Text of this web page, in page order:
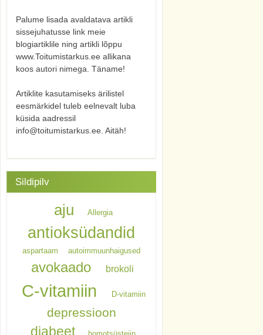
Palume lisada avaldatava artikli
sissejuhatusse link meie
blogiartiklile ning artikli lõppu
www.Toitumistarkus.ee allikana
koos autori nimega. Täname!
Artiklite kasutamiseks ärilistel
eesmärkidel tuleb eelnevalt luba
küsida aadressil
info@toitumistarkus.ee. Aitäh!
Sildipilv
aju Allergia
antioksüdandid
aspartaam autoimmuunhaigused
avokaado brokoli
C-vitamiin D-vitamiin
depressioon
diabeet